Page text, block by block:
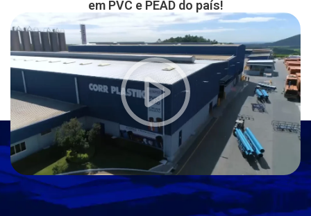
em PVC e PEAD do país!